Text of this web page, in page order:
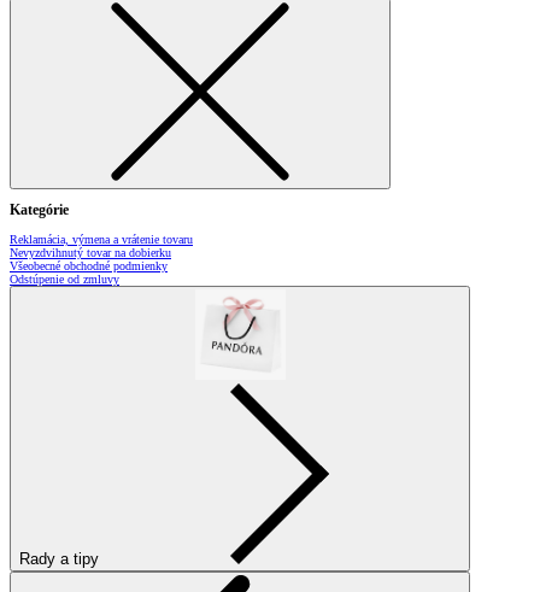
Kategórie
Reklamácia, výmena a vrátenie tovaru
Nevyzdvihnutý tovar na dobierku
Všeobecné obchodné podmienky
Odstúpenie od zmluvy
Rady a tipy